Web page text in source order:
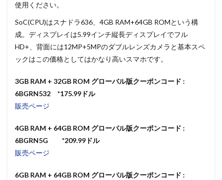
使用ください。
SoC(CPU)はスナドラ636、4GB RAM+64GB ROMという構
成。ディスプレイは5.99インチ縦長ディスプレイでフル
HD+、背面には12MP+5MPのダブルレンズカメラと基本スペ
ックはこの価格としてはかなり高いスマホです。
3GB RAM + 32GB ROM グローバル版クーポンコード :
6BGRN532 *175.99ドル
販売ページ
4GB RAM + 64GB ROM グローバル版クーポンコード :
6BGRN5G *209.99ドル
販売ページ
6GB RAM + 64GB ROM グローバル版クーポンコード :